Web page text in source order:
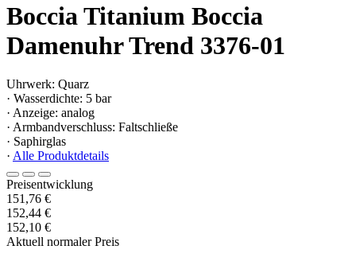
Boccia Titanium Boccia
Damenuhr Trend 3376-01
Uhrwerk: Quarz
· Wasserdichte: 5 bar
· Anzeige: analog
· Armbandverschluss: Faltschließe
· Saphirglas
· Alle Produktdetails
Preisentwicklung
151,76 €
152,44 €
152,10 €
Aktuell normaler Preis